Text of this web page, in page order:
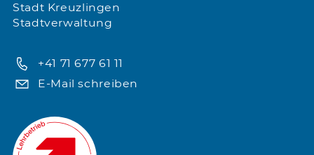
Stadt Kreuzlingen
Stadtverwaltung
+41 71 677 61 11
E-Mail schreiben